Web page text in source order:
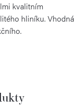
kvalitním
hliníku. Vhodná